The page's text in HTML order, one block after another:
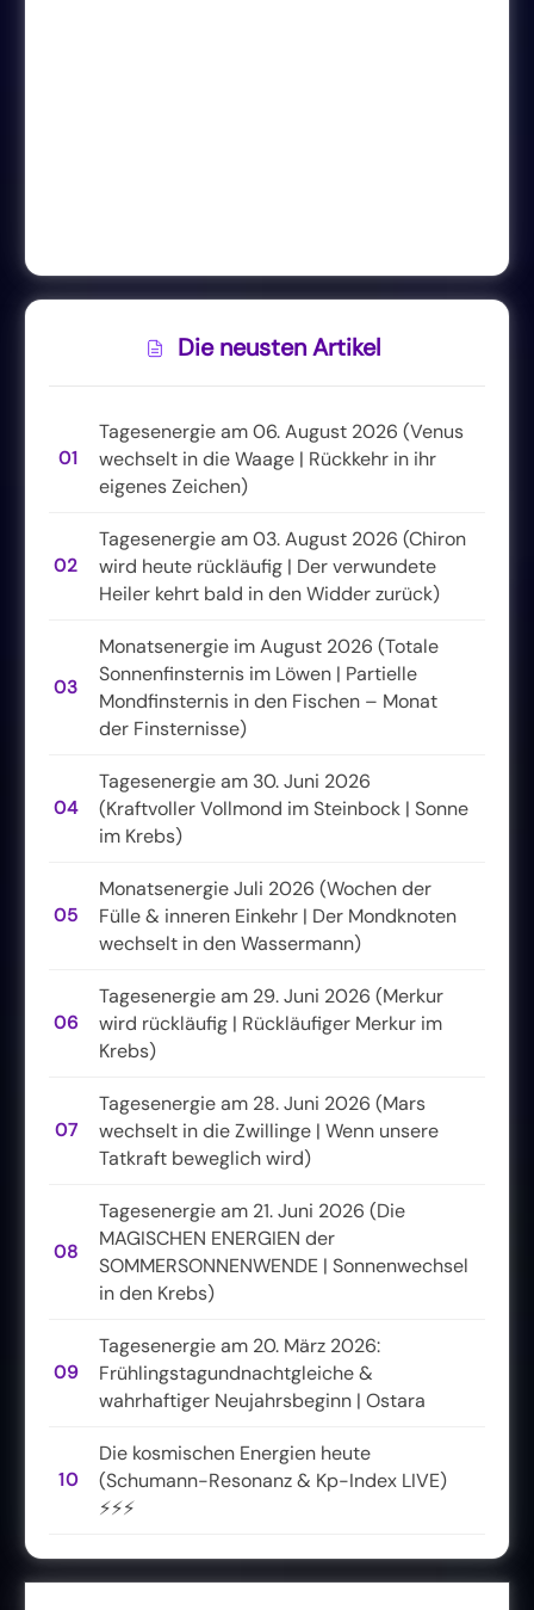
Die neusten Artikel
01
Tagesenergie am 06. August 2026 (Venus
wechselt in die Waage | Rückkehr in ihr
eigenes Zeichen)
02
Tagesenergie am 03. August 2026 (Chiron
wird heute rückläufig | Der verwundete
Heiler kehrt bald in den Widder zurück)
03
Monatsenergie im August 2026 (Totale
Sonnenfinsternis im Löwen | Partielle
Mondfinsternis in den Fischen – Monat
der Finsternisse)
04
Tagesenergie am 30. Juni 2026
(Kraftvoller Vollmond im Steinbock | Sonne
im Krebs)
05
Monatsenergie Juli 2026 (Wochen der
Fülle & inneren Einkehr | Der Mondknoten
wechselt in den Wassermann)
06
Tagesenergie am 29. Juni 2026 (Merkur
wird rückläufig | Rückläufiger Merkur im
Krebs)
07
Tagesenergie am 28. Juni 2026 (Mars
wechselt in die Zwillinge | Wenn unsere
Tatkraft beweglich wird)
08
Tagesenergie am 21. Juni 2026 (Die
MAGISCHEN ENERGIEN der
SOMMERSONNENWENDE | Sonnenwechsel
in den Krebs)
09
Tagesenergie am 20. März 2026:
Frühlingstagundnachtgleiche &
wahrhaftiger Neujahrsbeginn | Ostara
10
Die kosmischen Energien heute
(Schumann-Resonanz & Kp-Index LIVE)
⚡⚡⚡